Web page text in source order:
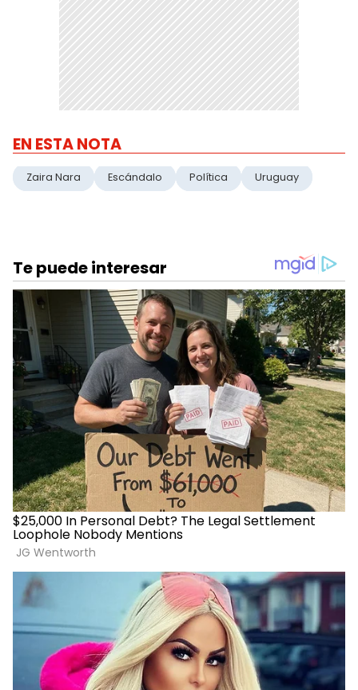
EN ESTA NOTA
Zaira Nara Escándalo Política Uruguay